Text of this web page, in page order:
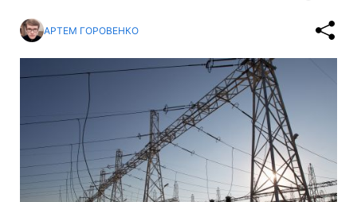
АРТЕМ ГОРОВЕНКО